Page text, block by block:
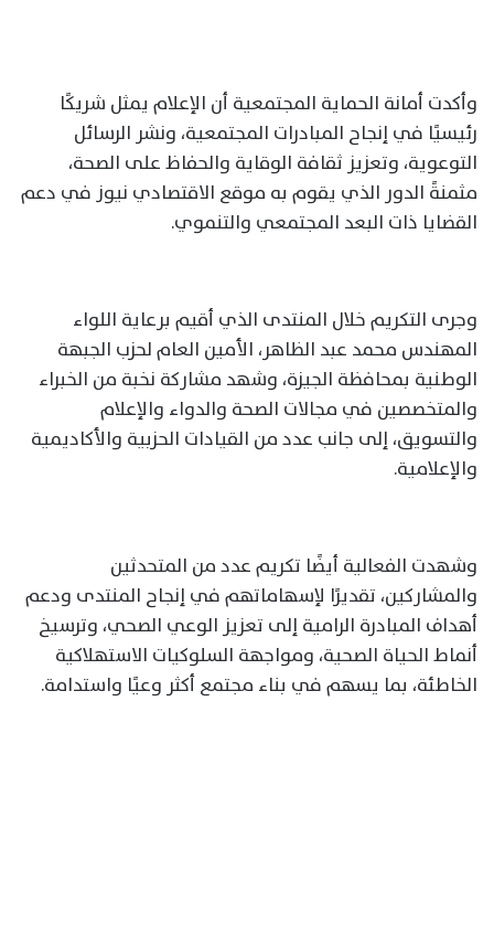
وأكدت أمانة الحماية المجتمعية أن الإعلام يمثل شريكًا
رئيسيًا في إنجاح المبادرات المجتمعية، ونشر الرسائل
التوعوية، وتعزيز ثقافة الوقاية والحفاظ على الصحة،
مثمنةً الدور الذي يقوم به موقع الاقتصادي نيوز في دعم
القضايا ذات البعد المجتمعي والتنموي.
وجرى التكريم خلال المنتدى الذي أقيم برعاية اللواء
المهندس محمد عبد الظاهر، الأمين العام لحزب الجبهة
الوطنية بمحافظة الجيزة، وشهد مشاركة نخبة من الخبراء
والمتخصصين في مجالات الصحة والدواء والإعلام
والتسويق، إلى جانب عدد من القيادات الحزبية والأكاديمية
والإعلامية.
وشهدت الفعالية أيضًا تكريم عدد من المتحدثين
والمشاركين، تقديرًا لإسهاماتهم في إنجاح المنتدى ودعم
أهداف المبادرة الرامية إلى تعزيز الوعي الصحي، وترسيخ
أنماط الحياة الصحية، ومواجهة السلوكيات الاستهلاكية
الخاطئة، بما يسهم في بناء مجتمع أكثر وعيًا واستدامة.